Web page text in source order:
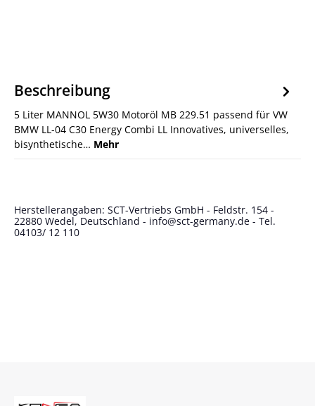
Beschreibung
5 Liter MANNOL 5W30 Motoröl MB 229.51 passend für VW
BMW LL-04 C30 Energy Combi LL Innovatives, universelles,
bisynthetische… Mehr
Herstellerangaben: SCT-Vertriebs GmbH - Feldstr. 154 -
22880 Wedel, Deutschland - info@sct-germany.de - Tel.
04103/ 12 110